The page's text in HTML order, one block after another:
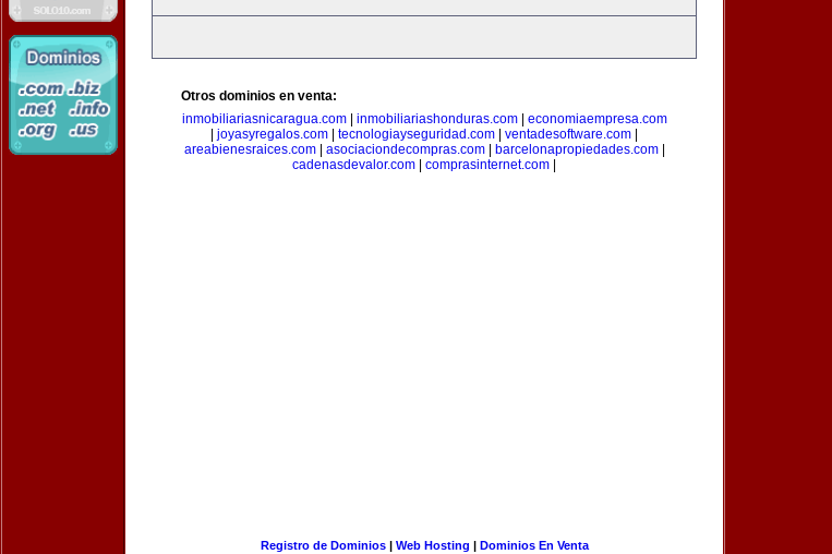
Otros dominios en venta:
inmobiliariasnicaragua.com| inmobiliariashonduras.com| economiaempresa.com
joyasyregalos.com tecnologiayseguridad.com ventadesoftware.com
areabienesraices.com| asociaciondecompras.com| barcelonapropiedades.com|
cadenasdevalor.com
comprasinternet.com
Registro de Dominios| Web Hosting | Dominios En Venta